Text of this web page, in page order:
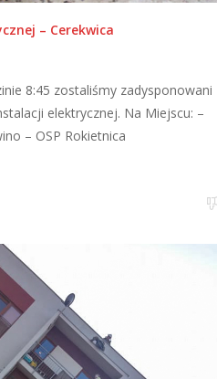
– Cerekwica
8:45 zostaliśmy zadysponowani
elektrycznej. Na Miejscu: –
– OSP Rokietnica